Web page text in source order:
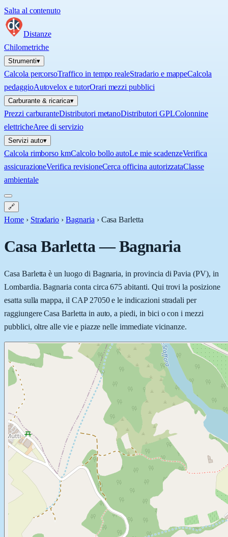
Salta al contenuto
Distanze
Chilometriche
Strumenti▾
Calcola percorsoTraffico in tempo realeStradario e mappeCalcola
pedaggioAutovelox e tutorOrari mezzi pubblici
Carburante & ricarica▾
Prezzi carburanteDistributori metanoDistributori GPLColonnine
elettricheAree di servizio
Servizi auto▾
Calcola rimborso kmCalcolo bollo autoLe mie scadenzeVerifica
assicurazioneVerifica revisioneCerca officina autorizzataClasse
ambientale
🔗
Home › Stradario › Bagnaria › Casa Barletta
Casa Barletta—Bagnaria
Casa Barletta è un luogo di Bagnaria, in provincia di Pavia (PV), in
Lombardia. Bagnaria conta circa 675 abitanti. Qui trovi la posizione
esatta sulla mappa, il CAP 27050 e le indicazioni stradali per
raggiungere Casa Barletta in auto, a piedi, in bici o con i mezzi
pubblici, oltre alle vie e piazze nelle immediate vicinanze.